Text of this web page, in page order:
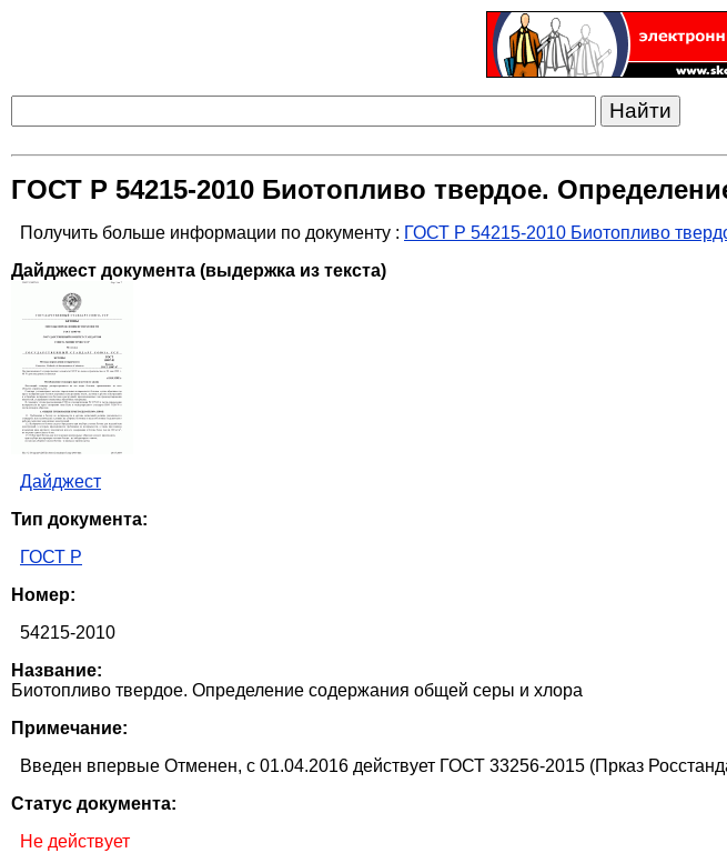
ГОСТ Р 54215-2010 Биотопливо твердое.
Получить больше информации по документу : ГОСТ Р 54215-2010 Биотопливо
Дайджест документа (выдержка из текста)
Дайджест
Тип документа:
ГОСТ Р
Номер:
54215-2010
Название:
Биотопливо твердое. Определение содержания общей серы и хлора
Примечание:
Введен впервые Отменен, с 01.04.2016 действует ГОСТ 33256-2015 (Прказ
Статус документа:
Не действует